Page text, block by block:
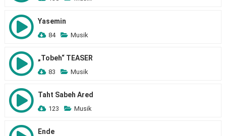
Yasemin
84 Musik
„Tobeh“ TEASER
83 Musik
Taht Sabeh Ared
123 Musik
Ende